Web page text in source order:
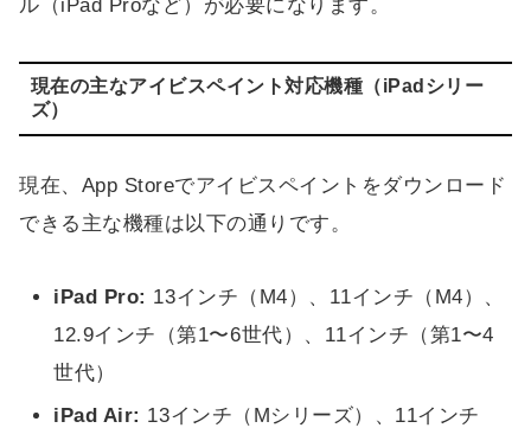
ル（iPad Proなど）が必要になります。
現在の主なアイビスペイント対応機種（iPadシリー
ズ）
現在、App Storeでアイビスペイントをダウンロード
できる主な機種は以下の通りです。
iPad Pro: 13インチ（M4）、11インチ（M4）、
12.9インチ（第1〜6世代）、11インチ（第1〜4
世代）
iPad Air: 13インチ（Mシリーズ）、11インチ